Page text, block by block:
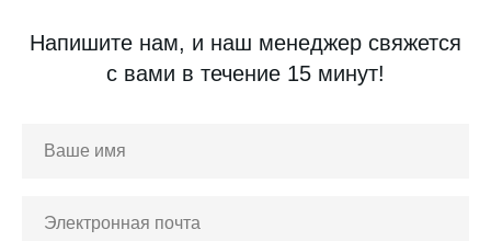
Напишите нам, и наш менеджер свяжется
с вами в течение 15 минут!